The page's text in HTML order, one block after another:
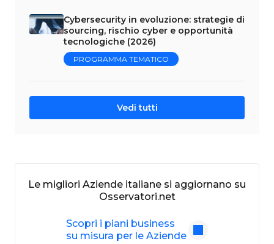
Cybersecurity in evoluzione: strategie di
sourcing, rischio cyber e opportunità
tecnologiche (2026)
PROGRAMMA TEMATICO
Vedi tutti
Le migliori Aziende italiane si aggiornano su
Osservatori.net
Scopri i piani business
su misura per le Aziende